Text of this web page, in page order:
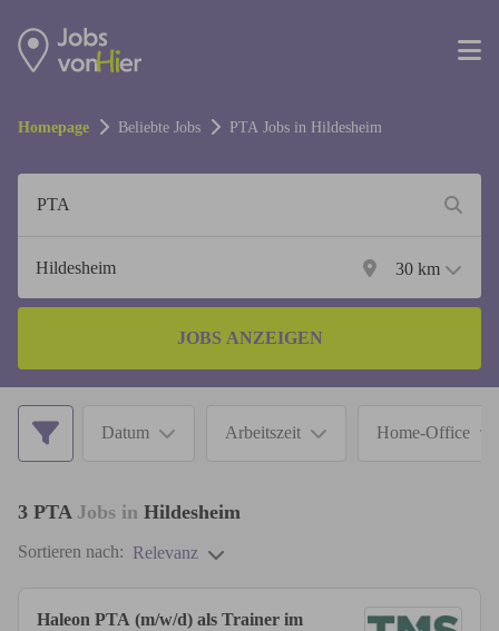
Homepage Beliebte Jobs PTA Jobs in Hildesheim
30 km
JOBS ANZEIGEN
Datum Arbeitszeit Home-Office
3 PTAJobs in Hildesheim
Sortieren nach: Relevanz
Haleon PTA (m/w/d) als Trainer im